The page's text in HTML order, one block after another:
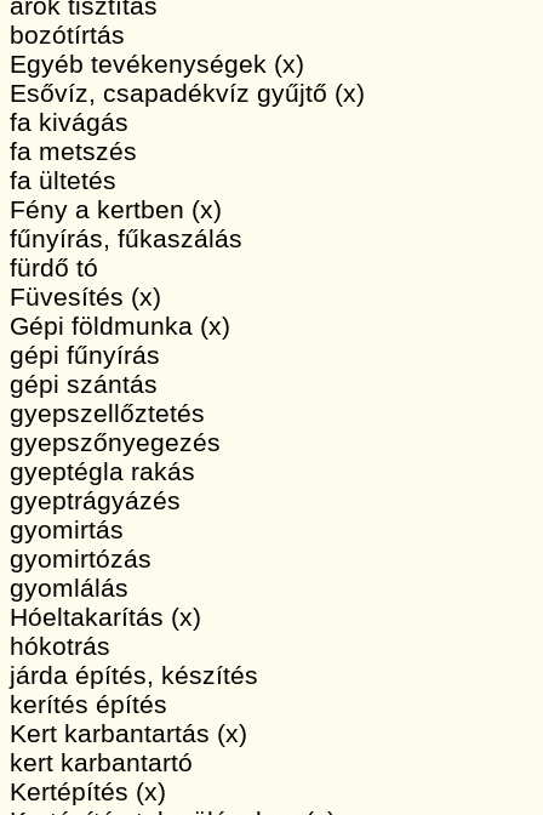
árok tisztítás
bozótírtás
Egyéb tevékenységek (x)
Esővíz, csapadékvíz gyűjtő (x)
fa kivágás
fa metszés
fa ültetés
Fény a kertben (x)
fűnyírás, fűkaszálás
fürdő tó
Füvesítés (x)
Gépi földmunka (x)
gépi fűnyírás
gépi szántás
gyepszellőztetés
gyepszőnyegezés
gyeptégla rakás
gyeptrágyázés
gyomirtás
gyomirtózás
gyomlálás
Hóeltakarítás (x)
hókotrás
járda építés, készítés
kerítés építés
Kert karbantartás (x)
kert karbantartó
Kertépítés (x)